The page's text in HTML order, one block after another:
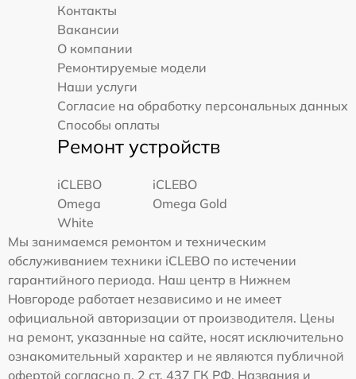
Контакты
Вакансии
О компании
Ремонтируемые модели
Наши услуги
Согласие на обработку персональных данных
Способы оплаты
Ремонт устройств
iCLEBO
Omega
White
iCLEBO
Omega Gold
Мы занимаемся ремонтом и техническим
обслуживанием техники iCLEBO по истечении
гарантийного периода. Наш центр в Нижнем
Новгороде работает независимо и не имеет
официальной авторизации от производителя. Цены
на ремонт, указанные на сайте, носят исключительно
ознакомительный характер и не являются публичной
офертой согласно п. 2 ст. 437 ГК РФ. Названия и